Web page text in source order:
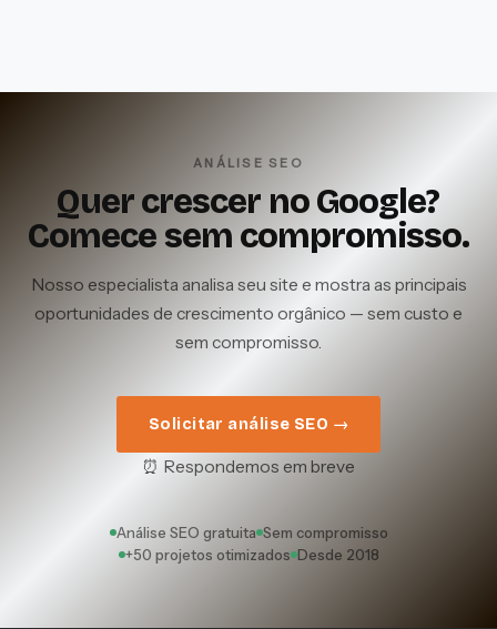
ANÁLISE SEO
Quer crescer no Google?
Comece sem compromisso.
Nosso especialista analisa seu site e mostra as principais
oportunidades de crescimento orgânico — sem custo e
sem compromisso.
Solicitar análise SEO →
⏰ Respondemos em breve
Análise SEO gratuita Sem compromisso
+50 projetos otimizados Desde 2018